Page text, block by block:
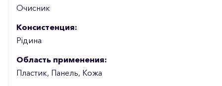
Очисник
Консистенция:
Рідина
Область применения:
Пластик, Панель, Кожа